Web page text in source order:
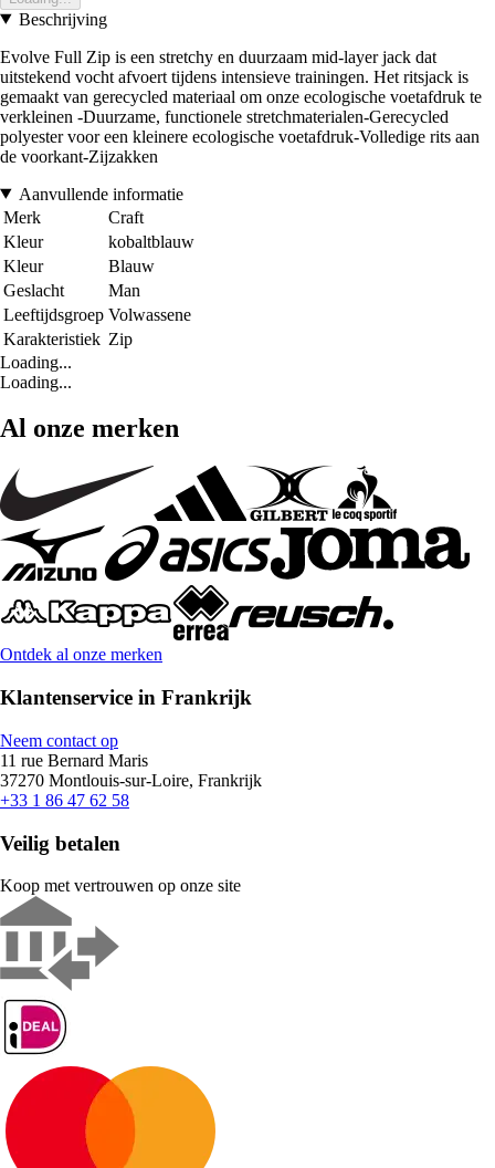
Beschrijving
Evolve Full Zip is een stretchy en duurzaam mid-layer jack dat
uitstekend vocht afvoert tijdens intensieve trainingen. Het ritsjack is
gemaakt van gerecycled materiaal om onze ecologische voetafdruk te
verkleinen -Duurzame, functionele stretchmaterialen-Gerecycled
polyester voor een kleinere ecologische voetafdruk-Volledige rits aan
de voorkant-Zijzakken
Aanvullende informatie
Merk
Craft
Kleur
kobaltblauw
Kleur
Blauw
Geslacht
Man
Leeftijdsgroep Volwassene
Karakteristiek Zip
Loading...
Loading...
Al onze merken
Ontdek al onze merken
Klantenservice in Frankrijk
Neem contact op
11 rue Bernard Maris
37270 Montlouis-sur-Loire, Frankrijk
+33 1 86 47 62 58
Veilig betalen
Koop met vertrouwen op onze site